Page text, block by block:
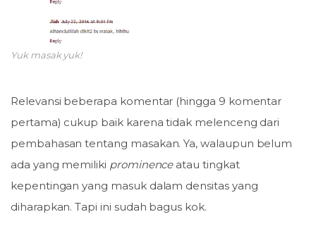
Yuk masak yuk!
Relevansi beberapa komentar (hingga 9 komentar
pertama) cukup baik karena tidak melenceng dari
pembahasan tentang masakan. Ya, walaupun belum
ada yang memiliki prominenceatau tingkat
kepentingan yang masuk dalam densitas yang
diharapkan. Tapi ini sudah bagus kok.